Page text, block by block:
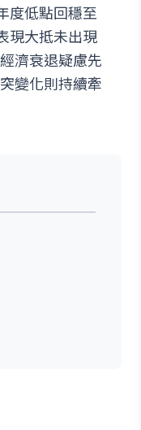
度低點回穩至
現大抵未出現
濟衰退疑慮先
變化則持續牽